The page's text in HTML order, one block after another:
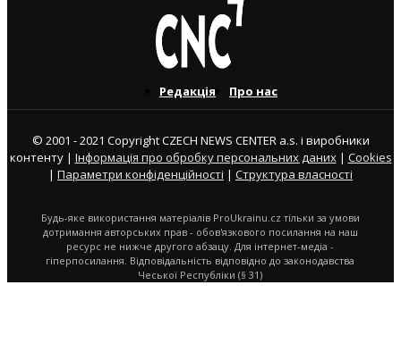
Редакція Про нас
© 2001 - 2021 Copyright CZECH NEWS CENTER a.s. і виробники
контенту | Інформація про обробку персональних даних| Cookies
| Параметри конфіденційності | Структура власності
Будь-яке використання матеріалів ProUkrainu.cz тільки за умови
дотримання авторських прав - обов'язкового посилання на наш
ресурс не нижче другого абзацу. Для інтернет-медіа -
гіперпосилання. Відповідальність відповідно до законодавства
Чеської Республіки (§ 31)